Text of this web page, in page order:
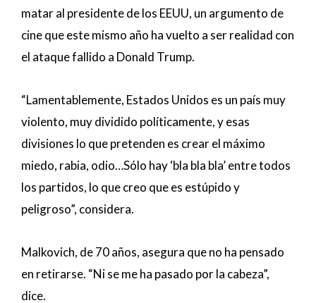
matar al presidente de los EEUU, un argumento de
cine que este mismo año ha vuelto a ser realidad con
el ataque fallido a Donald Trump.
“Lamentablemente, Estados Unidos es un país muy
violento, muy dividido políticamente, y esas
divisiones lo que pretenden es crear el máximo
miedo, rabia, odio…Sólo hay ‘bla bla bla’ entre todos
los partidos, lo que creo que es estúpido y
peligroso”, considera.
Malkovich, de 70 años, asegura que no ha pensado
en retirarse. “Ni se me ha pasado por la cabeza”,
dice.